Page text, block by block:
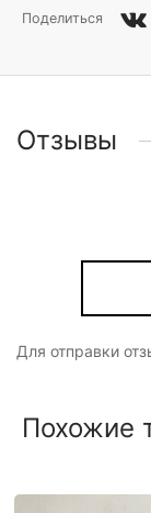
Поделиться
Отзывы
Для отправки
Похожие